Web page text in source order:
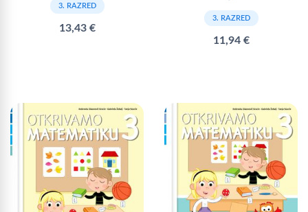
3. RAZRED
13,43 €
3. RAZRED
11,94 €